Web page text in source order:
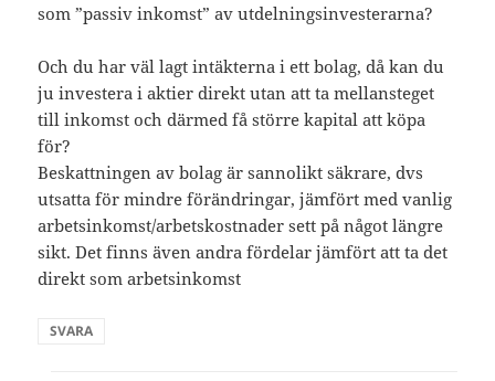
som ”passiv inkomst” av utdelningsinvesterarna?
Och du har väl lagt intäkterna i ett bolag, då kan du
ju investera i aktier direkt utan att ta mellansteget
till inkomst och därmed få större kapital att köpa
för?
Beskattningen av bolag är sannolikt säkrare, dvs
utsatta för mindre förändringar, jämfört med vanlig
arbetsinkomst/arbetskostnader sett på något längre
sikt. Det finns även andra fördelar jämfört att ta det
direkt som arbetsinkomst
SVARA